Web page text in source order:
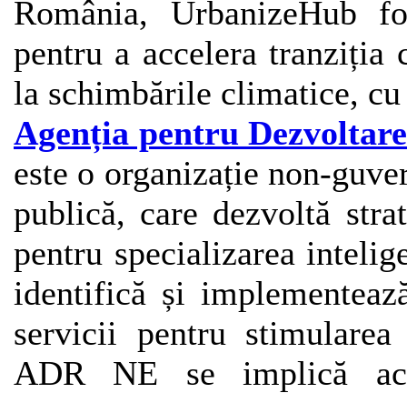
România, UrbanizeHub
pentru a accelera tranziția
la schimbările climatice,
Agenția pentru
este o organizație non-
publică, care dezvoltă
pentru specializarea
identifică și
servicii pentru
ADR NE se implică